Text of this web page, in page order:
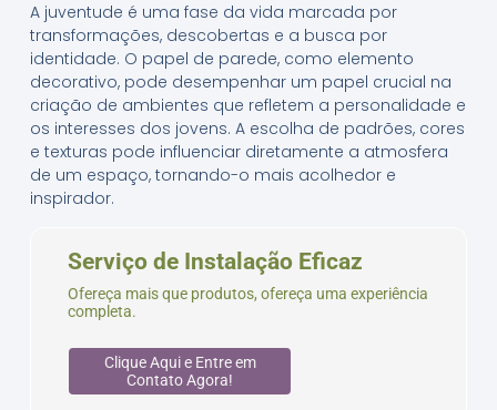
A juventude é uma fase da vida marcada por
transformações, descobertas e a busca por
identidade. O papel de parede, como elemento
decorativo, pode desempenhar um papel crucial na
criação de ambientes que refletem a personalidade e
os interesses dos jovens. A escolha de padrões, cores
e texturas pode influenciar diretamente a atmosfera
de um espaço, tornando-o mais acolhedor e
inspirador.
Serviço de Instalação Eficaz
Ofereça mais que produtos, ofereça uma experiência
completa.
Clique Aqui e Entre em
Contato Agora!